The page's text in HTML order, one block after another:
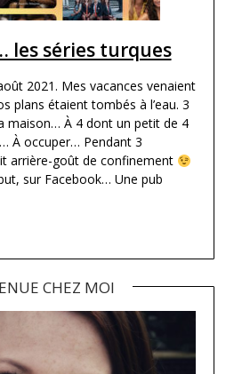
les séries turques
2021. Mes vacances venaient
plans étaient tombés à l’eau. 3
maison… À 4 dont un petit de 4
À occuper… Pendant 3
arrière-goût de confinement
sur Facebook… Une pub
CHEZ MOI